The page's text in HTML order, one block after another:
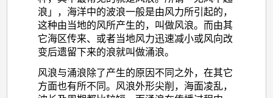
浪」，海洋中的波浪一般是由风力所引起的，
这种由当地的风所产生的，叫做风浪。而由其
它海区传来、或者当地风力迅速减小或风向改
变后遗留下来的浪就叫做涌浪。
风浪与涌浪除了产生的原因不同之外，在其它
方面也有所不同。风浪外形尖削，海面凌乱，